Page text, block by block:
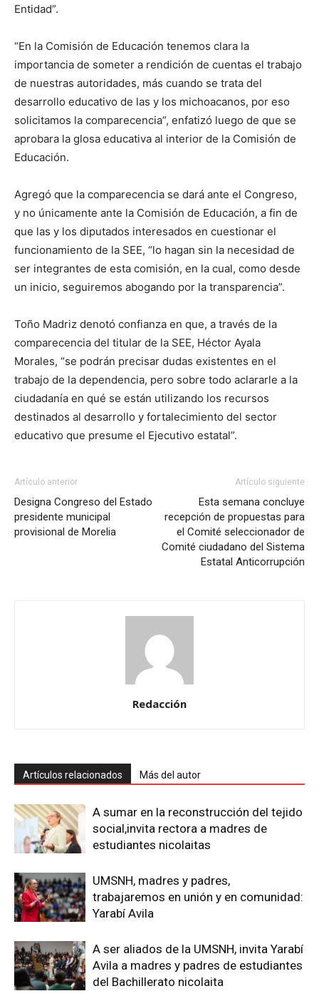
Entidad”.
“En la Comisión de Educación tenemos clara la
importancia de someter a rendición de cuentas el trabajo
de nuestras autoridades, más cuando se trata del
desarrollo educativo de las y los michoacanos, por eso
solicitamos la comparecencia”, enfatizó luego de que se
aprobara la glosa educativa al interior de la Comisión de
Educación.
Agregó que la comparecencia se dará ante el Congreso,
y no únicamente ante la Comisión de Educación, a fin de
que las y los diputados interesados en cuestionar el
funcionamiento de la SEE, “lo hagan sin la necesidad de
ser integrantes de esta comisión, en la cual, como desde
un inicio, seguiremos abogando por la transparencia”.
Toño Madriz denotó confianza en que, a través de la
comparecencia del titular de la SEE, Héctor Ayala
Morales, “se podrán precisar dudas existentes en el
trabajo de la dependencia, pero sobre todo aclararle a la
ciudadanía en qué se están utilizando los recursos
destinados al desarrollo y fortalecimiento del sector
educativo que presume el Ejecutivo estatal”.
Artículo anterior
Designa Congreso del Estado
presidente municipal
provisional de Morelia
Artículo siguiente
Esta semana concluye
recepción de propuestas para
el Comité seleccionador de
Comité ciudadano del Sistema
Estatal Anticorrupción
Redacción
Artículos relacionados Más del autor
A sumar en la reconstrucción del tejido
social,invita rectora a madres de
estudiantes nicolaitas
UMSNH, madres y padres,
trabajaremos en unión y en comunidad:
Yarabí Avila
A ser aliados de la UMSNH, invita Yarabí
Avila a madres y padres de estudiantes
del Bachillerato nicolaita